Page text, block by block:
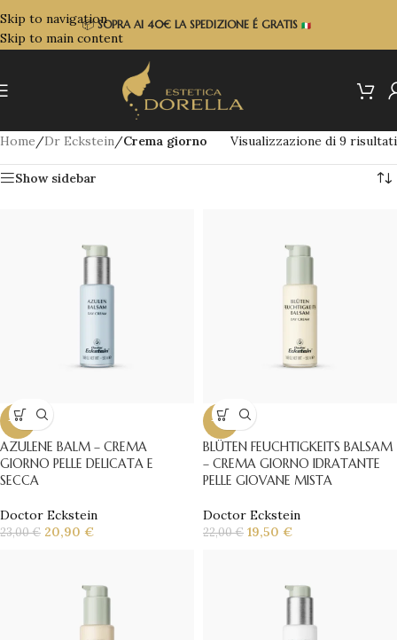
Skip to navigation
Skip to main content
📦 SOPRAAI 40€ LA SPEDIZIONE É GRATIS
Home/Dr Eckstein/Crema giorno Visualizzazione di 9 risultati
Show sidebar
-9%
AZULENE BALM – CREMA
GIORNO PELLE DELICATA E
SECCA
Doctor Eckstein
23,00€ 20,90 €
-11%
BLÜTEN FEUCHTIGKEITS BALSAM
– CREMA GIORNO IDRATANTE
PELLE GIOVANE MISTA
Doctor Eckstein
22,00€ 19,50 €